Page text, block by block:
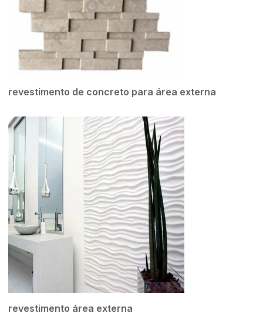
revestimento de concreto para área externa
revestimento área externa